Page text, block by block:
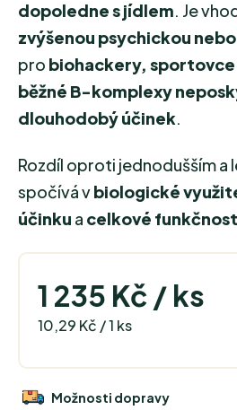
dopoledne s jídlem. Je
zvýšenou psychickou
pro biohackery, sportovce
běžné B-komplexy
dlouhodobý účinek.
Rozdíl oproti jednodušším a
spočívá vbiologické
účinku a celkové
1 235 Kč / ks
Měrná cena:
10,29 Kč / 1 ks
Možnosti dopravy